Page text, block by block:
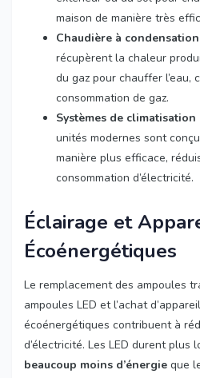
maison de manière très
Chaudière à
récupèrent la chaleur
du gaz pour chauffer l’eau,
consommation de gaz.
Systèmes de
unités modernes sont
manière plus efficace,
consommation d’électricité.
Éclairage et
Écoénergétiques
Le remplacement des ampoules
ampoules LED et l’achat
écoénergétiques contribuent à
d’électricité. Les LED durent plus
beaucoup moins d’énergie que